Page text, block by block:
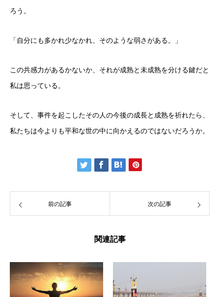
ろう。
「自分にも多かれ少なかれ、そのような弱さがある。」
この共感力があるかないか、それが成熟と未成熟を分ける鍵だと
私は思っている。
そして、事件を起こしたその人の今後の成長と成熟を祈れたら、
私たちは今よりも平和な世の中に向かえるのではないだろうか。
前の記事 次の記事
関連記事